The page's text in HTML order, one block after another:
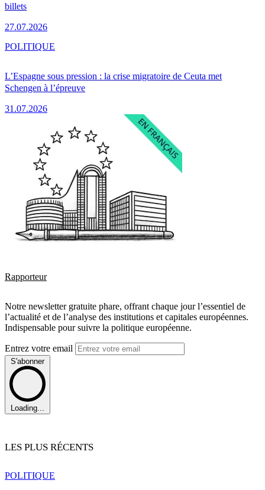
billets
27.07.2026
L’Espagne sous pression : la crise migratoire de Ceuta met
Schengen à l’épreuve
31.07.2026
POLITIQUE
Rapporteur
Notre newsletter gratuite phare, offrant chaque jour l’essentiel de
l’actualité et de l’analyse des institutions et capitales européennes.
Indispensable pour suivre la politique européenne.
Entrez votre email
S'abonner
Loading...
LES PLUS RÉCENTS
POLITIQUE